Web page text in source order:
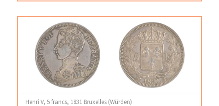
Henri V, 5 francs, 1831 Bruxelles (Würden)